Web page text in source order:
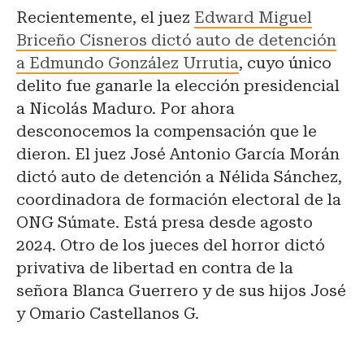
Recientemente, el juez Edward Miguel
Briceño Cisneros dictó auto de detención
a Edmundo González Urrutia, cuyo único
delito fue ganarle la elección presidencial
a Nicolás Maduro. Por ahora
desconocemos la compensación que le
dieron. El juez José Antonio García Morán
dictó auto de detención a Nélida Sánchez,
coordinadora de formación electoral de la
ONG Súmate. Está presa desde agosto
2024. Otro de los jueces del horror dictó
privativa de libertad en contra de la
señora Blanca Guerrero y de sus hijos José
y Omario Castellanos G.